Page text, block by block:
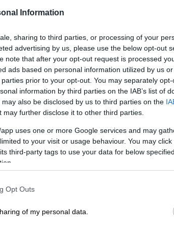
Information
sharing to third parties, or processing of your
advertising by us, please use the below opt-out
note that after your opt-out request is processed
ads based on personal information utilized by us
prior to your opt-out. You may separately
information by third parties on the IAB’s list of
also be disclosed by us to third parties on the
may further disclose it to other third parties.
uses one or more Google services and may
to your visit or usage behaviour. You may
third-party tags to use your data for below
Opt Outs
of my personal data.
κανενός», πρόκειται να
στο αποχαιρετιστήριο μήνυμά
|19.09.2024 20:56
«Ελλάδα και
είναι αναγκαίοι σύμμαχοι
στην κοινή άμυνα
ο Γ.Γ. του ΝΑΤΟ σχετικά
σχέσεις των δύο χωρών σε
εκδήλωση για τη
θητείας του